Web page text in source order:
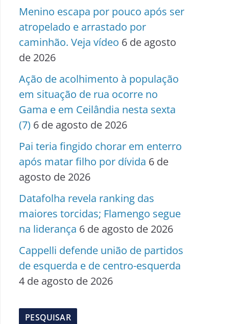
Menino escapa por pouco após ser
atropelado e arrastado por
caminhão. Veja vídeo 6 de agosto
de 2026
Ação de acolhimento à população
em situação de rua ocorre no
Gama e em Ceilândia nesta sexta
(7) 6 de agosto de 2026
Pai teria fingido chorar em enterro
após matar filho por dívida 6 de
agosto de 2026
Datafolha revela ranking das
maiores torcidas; Flamengo segue
na liderança 6 de agosto de 2026
Cappelli defende união de partidos
de esquerda e de centro-esquerda
4 de agosto de 2026
PESQUISAR